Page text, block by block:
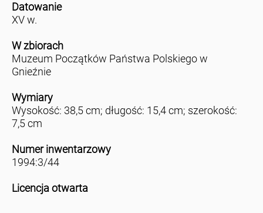
Datowanie
XV w.
W zbiorach
Muzeum Początków Państwa Polskiego w
Gnieźnie
Wymiary
Wysokość: 38,5 cm; długość: 15,4 cm; szerokość:
7,5 cm
Numer inwentarzowy
1994:3/44
Licencja otwarta